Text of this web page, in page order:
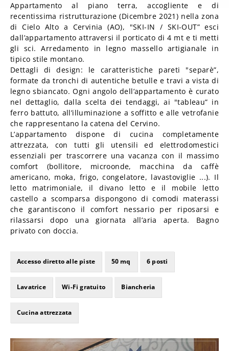
Appartamento al piano terra, accogliente e di
recentissima ristrutturazione (Dicembre 2021) nella zona
di Cielo Alto a Cervinia (AO), "SKI-IN / SKI-OUT” esci
dall’appartamento attraversi il porticato di 4 mt e ti metti
gli sci. Arredamento in legno massello artigianale in
tipico stile montano.
Dettagli di design: le caratteristiche pareti "separè”,
formate da tronchi di autentiche betulle e travi a vista di
legno sbiancato. Ogni angolo dell’appartamento è curato
nel dettaglio, dalla scelta dei tendaggi, ai "tableau” in
ferro battuto, all’illuminazione a soffitto e alle vetrofanie
che rappresentano la catena del Cervino.
L’appartamento dispone di cucina completamente
attrezzata, con tutti gli utensili ed elettrodomestici
essenziali per trascorrere una vacanza con il massimo
comfort (bollitore, microonde, macchina da caffè
americano, moka, frigo, congelatore, lavastoviglie ...). Il
letto matrimoniale, il divano letto e il mobile letto
castello a scomparsa dispongono di comodi materassi
che garantiscono il comfort nessario per riposarsi e
rilassarsi dopo una giornata all’aria aperta. Bagno
privato con doccia.
Accesso diretto alle piste 50 mq 6 posti
Lavatrice Wi-Fi gratuito Biancheria
Cucina attrezzata